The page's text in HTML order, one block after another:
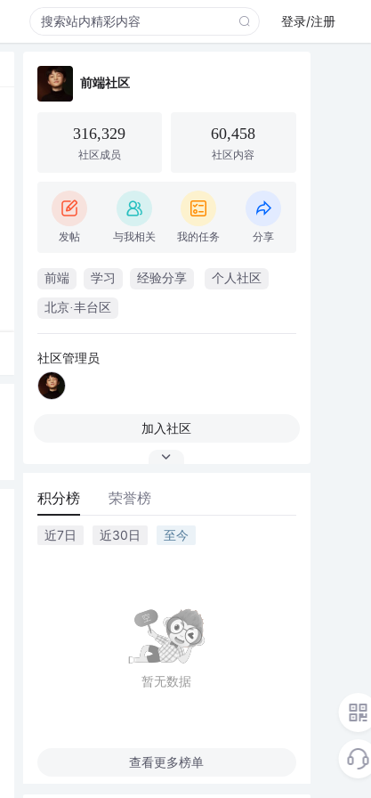
登录/注册
前端社区
316,329
社区成员
60,458
社区内容
发帖 与我相关 我的任务 分享
前端 学习 经验分享 个人社区
北京·丰台区
社区管理员
加入社区
积分榜 荣誉榜
近7日 近30日 至今
暂无数据
查看更多榜单